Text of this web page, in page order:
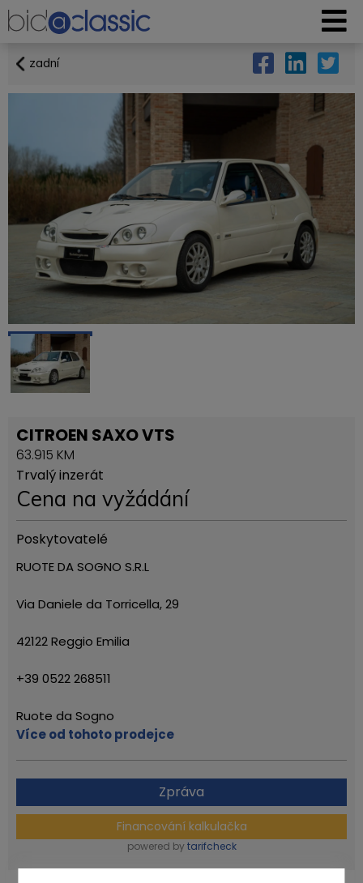
zadní
CITROEN SAXO VTS
63.915 KM
Trvalý inzerát
Cena na vyžádání
Poskytovatelé
RUOTE DA SOGNO S.R.L
Via Daniele da Torricella, 29
42122 Reggio Emilia
+39 0522 268511
Ruote da Sogno
Více od tohoto prodejce
Zpráva
Financování kalkulačka
powered by tarifcheck